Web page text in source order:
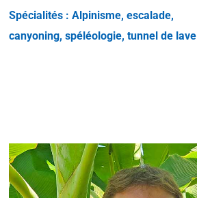
Spécialités : Alpinisme, escalade,
canyoning, spéléologie, tunnel de lave